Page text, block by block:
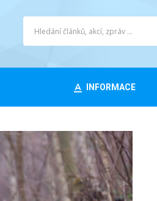
INFORMACE